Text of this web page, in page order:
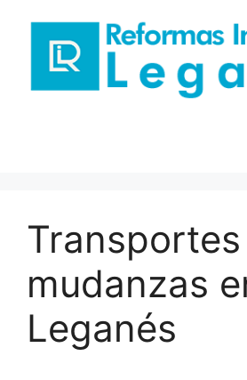
contenido
mudanzas
Leganés